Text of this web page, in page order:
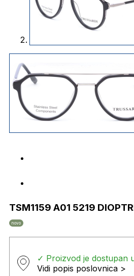
TSM1159 A01 5219
novo
✓ Proizvod je dostupan
Vidi popis poslovnica >